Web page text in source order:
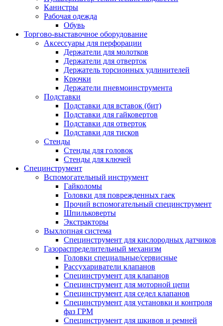
Канистры
Рабочая одежда
Обувь
Торгово-выставочное оборудование
Аксессуары для перфорации
Держатели для молотков
Держатели для отверток
Держатель торсионных удлинителей
Крючки
Держатели пневмоинструмента
Подставки
Подставки для вставок (бит)
Подставки для гайковертов
Подставки для отверток
Подставки для тисков
Стенды
Стенды для головок
Стенды для ключей
Специнструмент
Вспомогательный инструмент
Гайколомы
Головки для поврежденных гаек
Прочий вспомогательный специнструмент
Шпильковерты
Экстракторы
Выхлопная система
Специнструмент для кислородных датчиков
Газораспределительный механизм
Головки специальные/сервисные
Рассухариватели клапанов
Специнструмент для клапанов
Специнструмент для моторной цепи
Специнструмент для седел клапанов
Специнструмент для установки и контроля
фаз ГРМ
Специнструмент для шкивов и ремней